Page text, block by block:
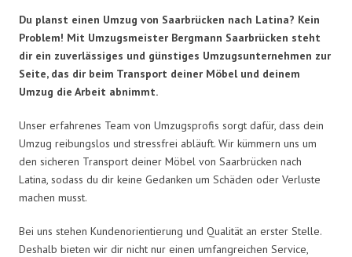
Du planst einen Umzug von Saarbrücken nach Latina? Kein
Problem! Mit Umzugsmeister Bergmann Saarbrücken steht
dir ein zuverlässiges und günstiges Umzugsunternehmen zur
Seite, das dir beim Transport deiner Möbel und deinem
Umzug die Arbeit abnimmt.
Unser erfahrenes Team von Umzugsprofis sorgt dafür, dass dein
Umzug reibungslos und stressfrei abläuft. Wir kümmern uns um
den sicheren Transport deiner Möbel von Saarbrücken nach
Latina, sodass du dir keine Gedanken um Schäden oder Verluste
machen musst.
Bei uns stehen Kundenorientierung und Qualität an erster Stelle.
Deshalb bieten wir dir nicht nur einen umfangreichen Service,